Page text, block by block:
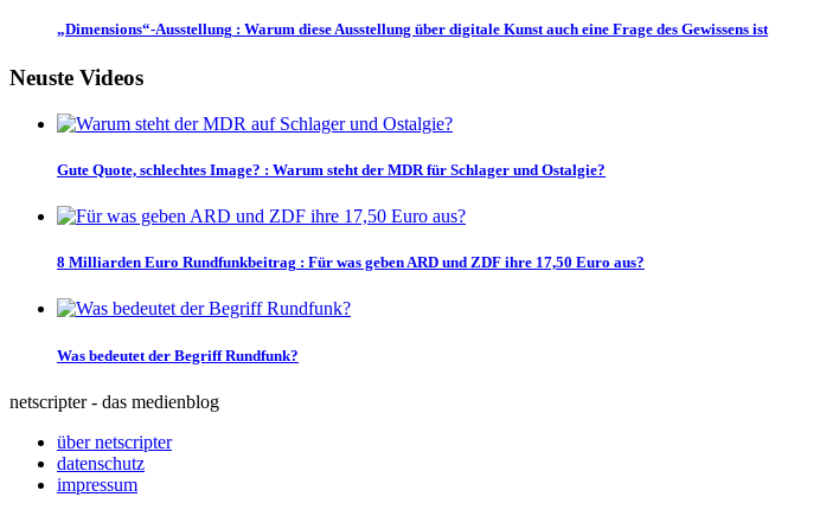
„Dimensions“-Ausstellung : Warum diese Ausstellung über digitale Kunst auch eine Frage des Gewissens ist
Neuste Videos
Gute Quote, schlechtes Image? : Warum steht der MDR für Schlager und Ostalgie?
8 Milliarden Euro Rundfunkbeitrag : Für was geben ARD und ZDF ihre 17,50 Euro aus?
Was bedeutet der Begriff Rundfunk?
netscripter - das medienblog
über netscripter
datenschutz
impressum